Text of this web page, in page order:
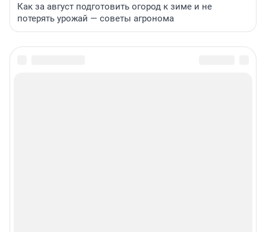
Как за август подготовить огород к зиме и не
потерять урожай — советы агронома